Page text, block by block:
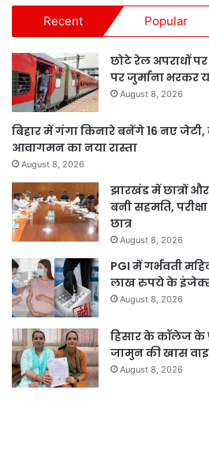
Recent Popular
छोटे रेल अपराधों
पर जुर्माना भरकर
August 8, 2026
बिहार में गंगा किनारे बनेंगे 16 नए
आवागमन का नया रास्ता
August 8, 2026
झारखंड में छात्रों
बनी सहमति,
छात्र
August 8, 2026
PGI में गर्भवती
लाख रुपये के
August 8, 2026
हिसार के कॉलेज के
जामुन की खास
August 8, 2026